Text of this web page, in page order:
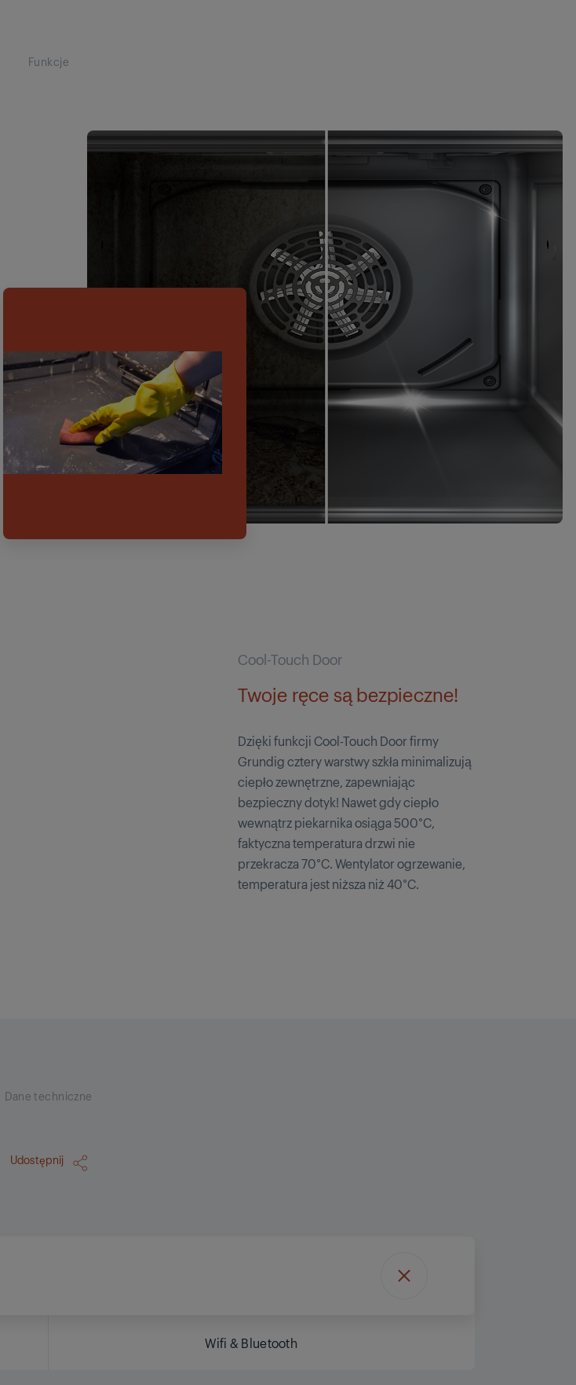
Funkcje
Cool-Touch Door
Twoje ręce są bezpieczne!
Dzięki funkcji Cool-Touch Door firmy
Grundig cztery warstwy szkła minimalizują
ciepło zewnętrzne, zapewniając
bezpieczny dotyk! Nawet gdy ciepło
wewnątrz piekarnika osiąga 500°C,
faktyczna temperatura drzwi nie
przekracza 70°C. Wentylator ogrzewanie,
temperatura jest niższa niż 40°C.
Dane techniczne
Udostępnij
Wifi & Bluetooth